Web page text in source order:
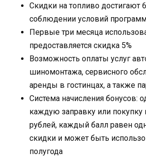
Скидки на топливо достигают
соблюдении условий
Первые три месяца
предоставляется скидка 5%
Возможность оплаты услуг
шиномонтажа, сервисного
аренды в гостинцах, а также
Система начисления бонусов:
каждую заправку или покупку
рублей, каждый балл равен
скидки и может быть
полугода